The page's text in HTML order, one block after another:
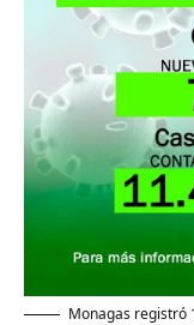
Monagas registró